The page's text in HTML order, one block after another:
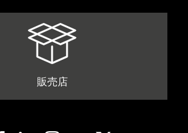
販売店